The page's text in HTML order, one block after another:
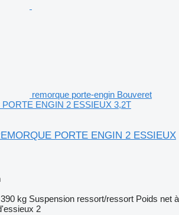
remorque porte-engin Bouveret
ENGIN 2 ESSIEUX 3,2T
PORTE ENGIN 2 ESSIEUX
390 kg Suspension ressort/ressort Poids net à
2